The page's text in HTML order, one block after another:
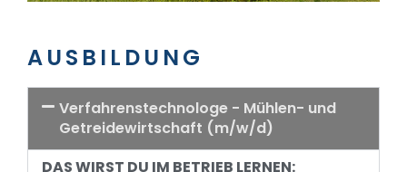
AUSBILDUNG
Verfahrenstechnologe - Mühlen- und
Getreidewirtschaft (m/w/d)
DAS WIRST DU IM BETRIEB LERNEN: